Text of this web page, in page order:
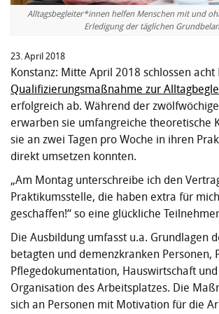
Alltagsbegleiter*innen helfen Menschen mit und
Erledigung der täglichen
23. April 2018
Konstanz: Mitte April 2018 schlossen acht
Qualifizierungsmaßnahme zur
erfolgreich ab. Während der
erwarben sie umfangreiche theoretische
sie an zwei Tagen pro Woche in ihren
direkt umsetzen konnten.
„Am Montag unterschreibe ich den
Praktikumsstelle, die haben extra für
geschaffen!“ so eine glückliche
Die Ausbildung umfasst u.a. Grundlagen
betagten und demenzkranken Personen,
Pflegedokumentation, Hauswirtschaft
Organisation des Arbeitsplatzes. Die
sich an Personen mit Motivation für die